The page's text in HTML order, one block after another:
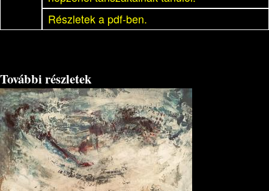
Részletek a pdf-ben.
További részletek